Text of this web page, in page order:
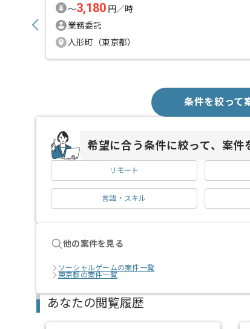
〜3,180 円／時
業務委託
人形町（東京都）
条件を絞って
希望に合う条件に絞って、案件
リモート
言語・スキル
他の案件を見る
ソーシャルゲームの案件一覧
東京都の案件一覧
あなたの閲覧履歴